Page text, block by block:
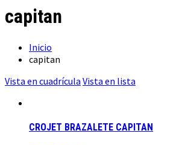
capitan
Inicio
capitan
Vista en cuadrícula Vista en lista
CROJET BRAZALETE CAPITAN